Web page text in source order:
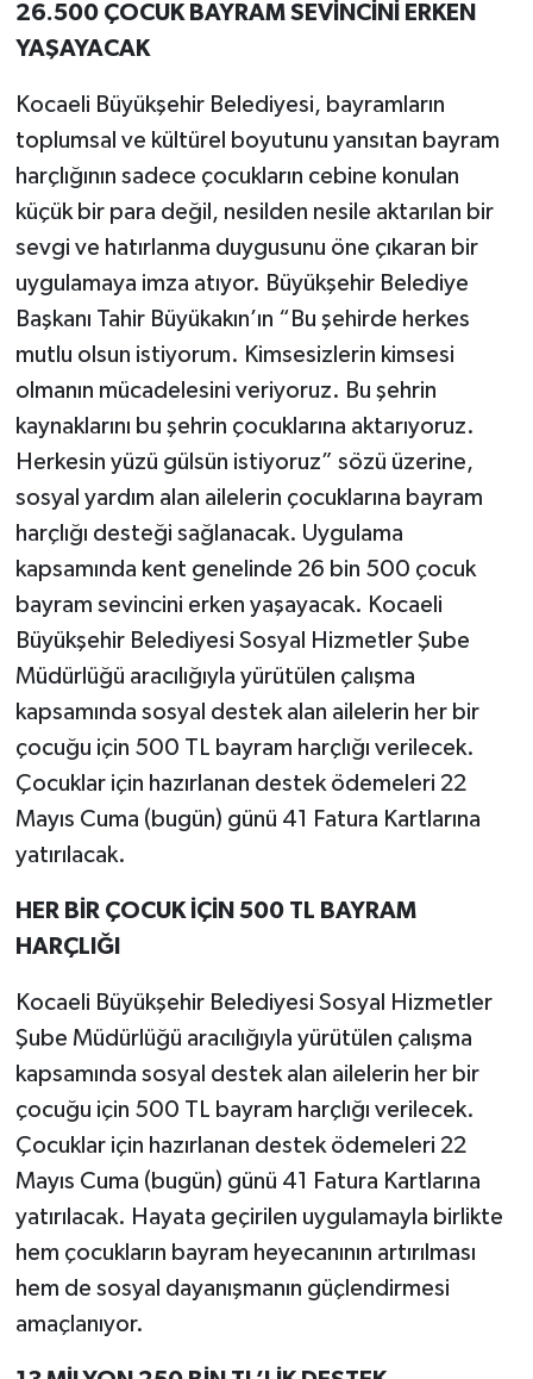
26.500 ÇOCUK BAYRAM SEVİNCİNİ ERKEN
YAŞAYACAK
Kocaeli Büyükşehir Belediyesi, bayramların
toplumsal ve kültürel boyutunu yansıtan bayram
harçlığının sadece çocukların cebine konulan
küçük bir para değil, nesilden nesile aktarılan bir
sevgi ve hatırlanma duygusunu öne çıkaran bir
uygulamaya imza atıyor. Büyükşehir Belediye
Başkanı Tahir Büyükakın’ın “Bu şehirde herkes
mutlu olsun istiyorum. Kimsesizlerin kimsesi
olmanın mücadelesini veriyoruz. Bu şehrin
kaynaklarını bu şehrin çocuklarına aktarıyoruz.
Herkesin yüzü gülsün istiyoruz” sözü üzerine,
sosyal yardım alan ailelerin çocuklarına bayram
harçlığı desteği sağlanacak. Uygulama
kapsamında kent genelinde 26 bin 500 çocuk
bayram sevincini erken yaşayacak. Kocaeli
Büyükşehir Belediyesi Sosyal Hizmetler Şube
Müdürlüğü aracılığıyla yürütülen çalışma
kapsamında sosyal destek alan ailelerin her bir
çocuğu için 500 TL bayram harçlığı verilecek.
Çocuklar için hazırlanan destek ödemeleri 22
Mayıs Cuma (bugün) günü 41 Fatura Kartlarına
yatırılacak.
HER BİR ÇOCUK İÇİN 500 TL BAYRAM
HARÇLIĞI
Kocaeli Büyükşehir Belediyesi Sosyal Hizmetler
Şube Müdürlüğü aracılığıyla yürütülen çalışma
kapsamında sosyal destek alan ailelerin her bir
çocuğu için 500 TL bayram harçlığı verilecek.
Çocuklar için hazırlanan destek ödemeleri 22
Mayıs Cuma (bugün) günü 41 Fatura Kartlarına
yatırılacak. Hayata geçirilen uygulamayla birlikte
hem çocukların bayram heyecanının artırılması
hem de sosyal dayanışmanın güçlendirmesi
amaçlanıyor.